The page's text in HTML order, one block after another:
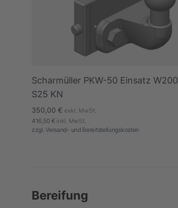
Scharmüller PKW-50 Einsatz W200
S25 KN
350,00 € exkl. MwSt.
416,50 € inkl. MwSt.
zzgl.Versand- und Bereitstellungskosten
Bereifung